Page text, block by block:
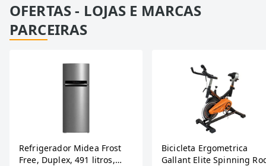
OFERTAS - LOJAS E MARCAS
PARCEIRAS
Refrigerador Midea Frost
Free, Duplex, 491 litros,
Bicicleta Ergometrica
Gallant Elite Spinning